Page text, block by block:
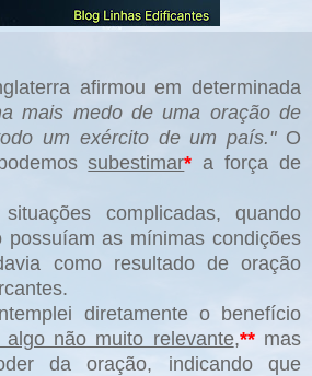
afirmou em determinada
mais medo de uma oração de
um exército de um país." O
subestimar* a força de
complicadas, quando
possuíam as mínimas condições
como resultado de oração
diretamente o benefício
algo não muito relevante,** mas
da oração, indicando que